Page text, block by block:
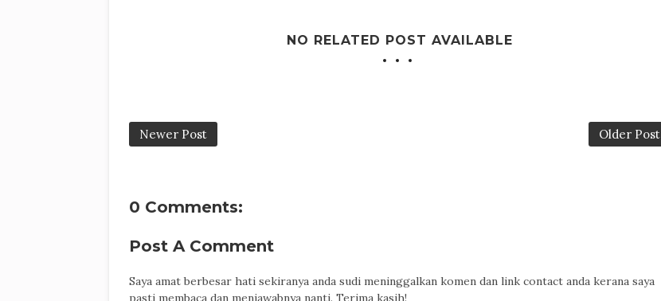
NO RELATED POST AVAILABLE
Newer Post Older Post
0 Comments:
Post A Comment
Saya amat berbesar hati sekiranya anda sudi meninggalkan komen dan link contact anda kerana saya